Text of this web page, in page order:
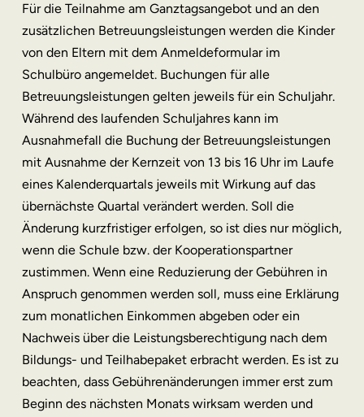
Für die Teilnahme am Ganztagsangebot und an den
zusätzlichen Betreuungsleistungen werden die Kinder
von den Eltern mit dem Anmeldeformular im
Schulbüro angemeldet. Buchungen für alle
Betreuungsleistungen gelten jeweils für ein Schuljahr.
Während des laufenden Schuljahres kann im
Ausnahmefall die Buchung der Betreuungsleistungen
mit Ausnahme der Kernzeit von 13 bis 16 Uhr im Laufe
eines Kalenderquartals jeweils mit Wirkung auf das
übernächste Quartal verändert werden. Soll die
Änderung kurzfristiger erfolgen, so ist dies nur möglich,
wenn die Schule bzw. der Kooperationspartner
zustimmen. Wenn eine Reduzierung der Gebühren in
Anspruch genommen werden soll, muss eine Erklärung
zum monatlichen Einkommen abgeben oder ein
Nachweis über die Leistungsberechtigung nach dem
Bildungs- und Teilhabepaket erbracht werden. Es ist zu
beachten, dass Gebührenänderungen immer erst zum
Beginn des nächsten Monats wirksam werden und